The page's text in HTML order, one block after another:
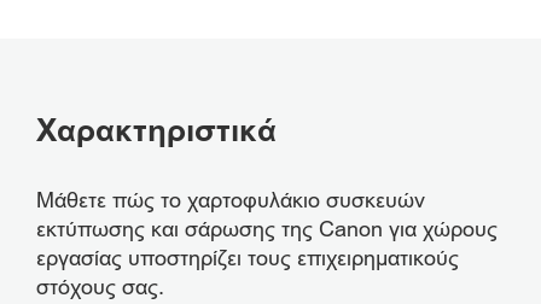
Χαρακτηριστικά
Μάθετε πώς το χαρτοφυλάκιο συσκευών
εκτύπωσης και σάρωσης της Canon για χώρους
εργασίας υποστηρίζει τους επιχειρηματικούς
στόχους σας.